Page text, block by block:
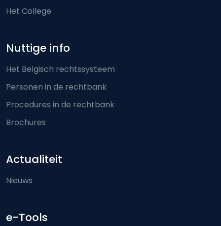
Het College
Nuttige info
Het Belgisch rechtssysteem
Personen in de rechtbank
Procedures in de rechtbank
Brochures
Actualiteit
Nieuws
e-Tools